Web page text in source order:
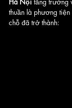
thuần là phương
chỗ đã trở thành: